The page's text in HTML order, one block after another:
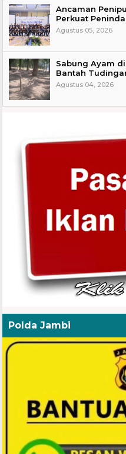
Ancaman
Perkuat
Agustus 05, 2026
Sabung Ayam
Bantah
Agustus 04, 2026
Polda Jambi